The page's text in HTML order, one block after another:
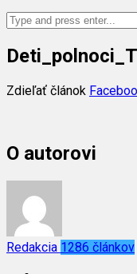
Zdieľať článok
O autorovi
Redakcia 1286 článkov